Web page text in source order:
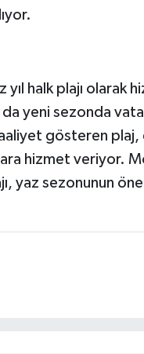
halk plajı olarak
yeni sezonda
gösteren
hizmet veriyor.
yaz sezonunun